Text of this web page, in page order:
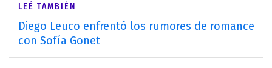
LEÉ TAMBIÉN
Diego Leuco enfrentó los rumores de romance
con Sofía Gonet